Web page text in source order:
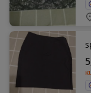
5